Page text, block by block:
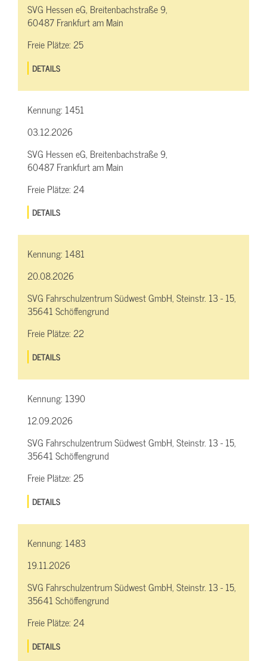
SVG Hessen eG, Breitenbachstraße 9,
60487 Frankfurt am Main
Freie Plätze:25
DETAILS
Kennung: 1451
03.12.2026
SVG Hessen eG, Breitenbachstraße 9,
60487 Frankfurt am Main
Freie Plätze:24
DETAILS
Kennung: 1481
20.08.2026
SVG Fahrschulzentrum Südwest GmbH, Steinstr. 13 - 15,
35641 Schöffengrund
Freie Plätze:22
DETAILS
Kennung: 1390
12.09.2026
SVG Fahrschulzentrum Südwest GmbH, Steinstr. 13 - 15,
35641 Schöffengrund
Freie Plätze:25
DETAILS
Kennung: 1483
19.11.2026
SVG Fahrschulzentrum Südwest GmbH, Steinstr. 13 - 15,
35641 Schöffengrund
Freie Plätze:24
DETAILS